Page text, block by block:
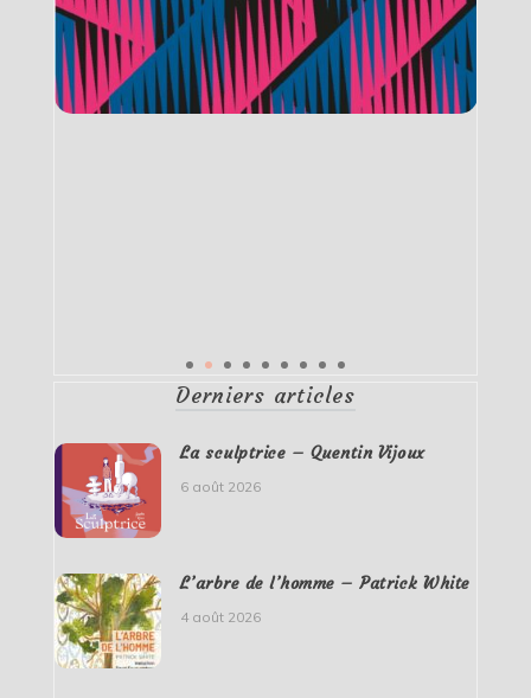
Derniers articles
La sculptrice – Quentin Vijoux
6 août 2026
L’arbre de l’homme – Patrick White
4 août 2026